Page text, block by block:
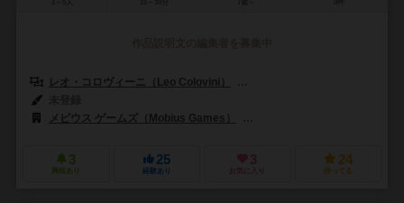
レオ・コロヴィーニ（Leo Colovini）
メビウス ゲームズ（Mobius Games）
3
興味あり
25
経験あり
3
お気に入り
24
持ってる